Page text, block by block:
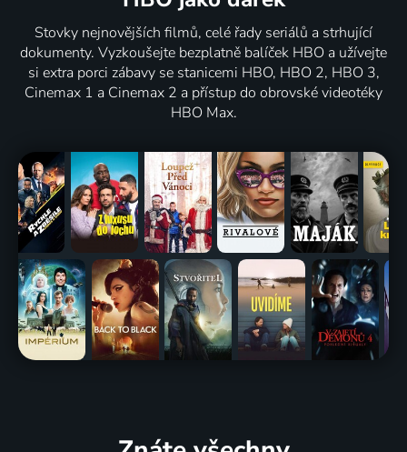
Stovky nejnovějších filmů, celé řady seriálů a strhující
dokumenty. Vyzkoušejte bezplatně balíček HBO a užívejte
si extra porci zábavy se stanicemi HBO, HBO 2, HBO 3,
Cinemax 1 a Cinemax 2 a přístup do obrovské videotéky
HBO Max.